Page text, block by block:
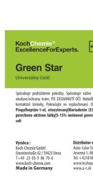
NOVINKY V SORTIMENTE
DARČEKOVÉ POUKAZY
ČISTENIE A ÚDRŽBA LODÍ